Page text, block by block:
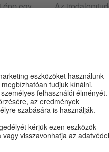
épp egy
Itt
Az
Jakob Fabian
kétes hírű
barátja,
lánnyal,
megjelenése
alapvető
ismeretlen
ironikus